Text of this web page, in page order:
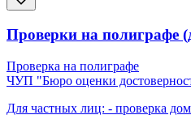
Проверки на полиграфе
Проверка на полиграфе
ЧУП "Бюро оценки
Для частных лиц: - проверка